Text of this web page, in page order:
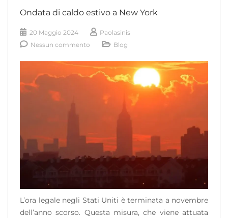
Ondata di caldo estivo a New York
20 Maggio 2024
Paolasinis
Nessun commento
Blog
L’ora legale negli Stati Uniti è terminata a novembre
dell’anno scorso. Questa misura, che viene attuata